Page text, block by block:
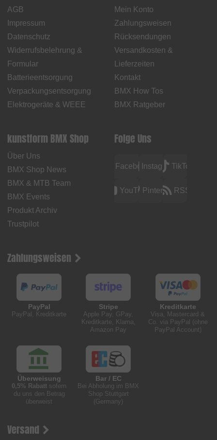
AGB
Impressum
Datenschutz
Widerrufsbelehrung &
Formular
Batterieentsorgung
Verpackungsentsorgung
Elektrogeräte & WEEE
Mein Konto
Zahlungsweisen
Rücksendungen
Versandkosten &
Lieferzeiten
Kontakt
BMX How Tos
BMX Ratgeber
kunstform BMX Shop
Über Uns
BMX Shop News
BMX & MTB Team
BMX Events
Produkt Archiv
Trustpilot
Folge Uns
FacebookInstagramTikTok
YouTubePinterest RSS
Zahlungsweisen
PayPal
PayPal, Kreditkarte
Stripe
Apple Pay, GPay,
Kreditkarte, Klarna,
Amazon Pay
Kreditkarte
Visa, Mastercard &
Co. via PayPal (ohne
PayPal Account)
Überweisung
0,5% Rabatt sofern
du uns den Betrag
überweist
Bar / EC
Bei Abholung im BMX
Shop Stuttgart
(Germany)
Versand